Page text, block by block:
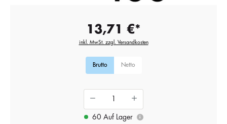
13,71 €*
inkl. MwSt. zzgl. Versandkosten
Brutto Netto
60 Auf Lager i